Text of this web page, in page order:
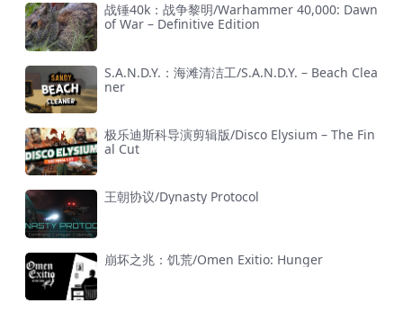
战锤40k：战争黎明/Warhammer 40,000: Dawn
of War – Definitive Edition
S.A.N.D.Y.：海滩清洁工/S.A.N.D.Y. – Beach Clea
ner
极乐迪斯科导演剪辑版/Disco Elysium – The Fin
al Cut
王朝协议/Dynasty Protocol
崩坏之兆：饥荒/Omen Exitio: Hunger